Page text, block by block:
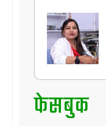
फेसबुक